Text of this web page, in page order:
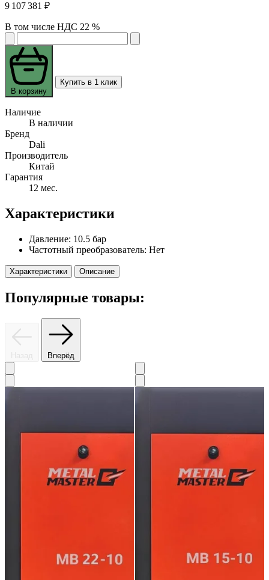
9 107 381 ₽
В том числе НДС 22 %
В корзину
Купить в 1 клик
Наличие
В наличии
Бренд
Dali
Производитель
Китай
Гарантия
12 мес.
Характеристики
Давление: 10.5 бар
Частотный преобразователь: Нет
Характеристики Описание
Популярные товары:
Назад Вперёд